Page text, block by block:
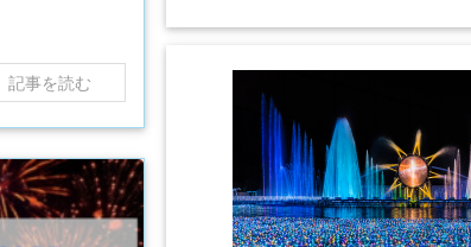
記事を読む